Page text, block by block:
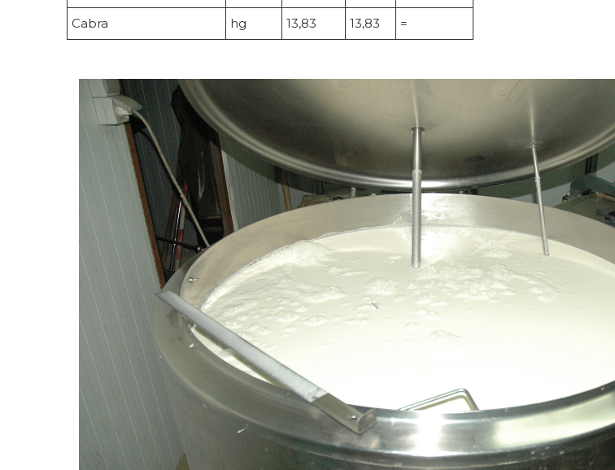
Cabra hg 13,83 13,83 =